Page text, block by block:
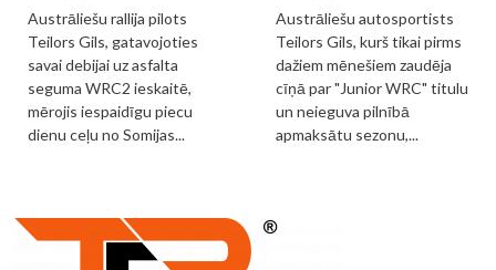
Austrāliešu rallija pilots
Teilors Gils, gatavojoties
savai debijai uz asfalta
seguma WRC2 ieskaitē,
mērojis iespaidīgu piecu
dienu ceļu no Somijas...
Austrāliešu autosportists
Teilors Gils, kurš tikai pirms
dažiem mēnešiem zaudēja
cīņā par "Junior WRC" titulu
un neieguva pilnībā
apmaksātu sezonu,...